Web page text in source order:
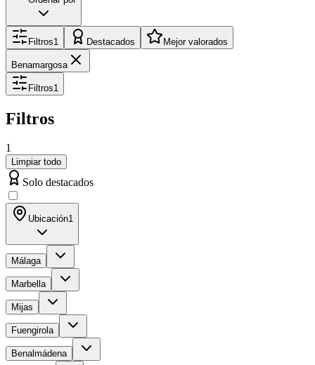
Filtros1 Destacados Mejor valorados
Benamargosa
Filtros1
Filtros
1
Limpiar todo
Solo destacados
Ubicación1
Málaga
Marbella
Mijas
Fuengirola
Benalmádena